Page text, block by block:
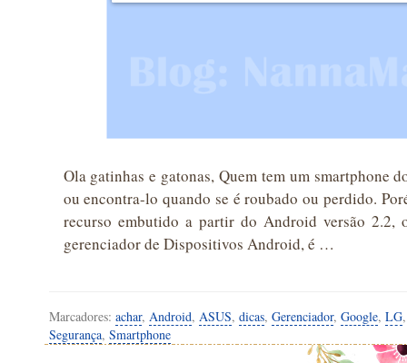
Ola gatinhas e gatonas, Quem tem um
ou encontra-lo quando se é roubado ou perdido.
recurso embutido a partir do Android versão
gerenciador de Dispositivos Android, é …
Marcadores: achar, Android, ASUS, dicas, Gerenciador, Google, LG
Segurança, Smartphone